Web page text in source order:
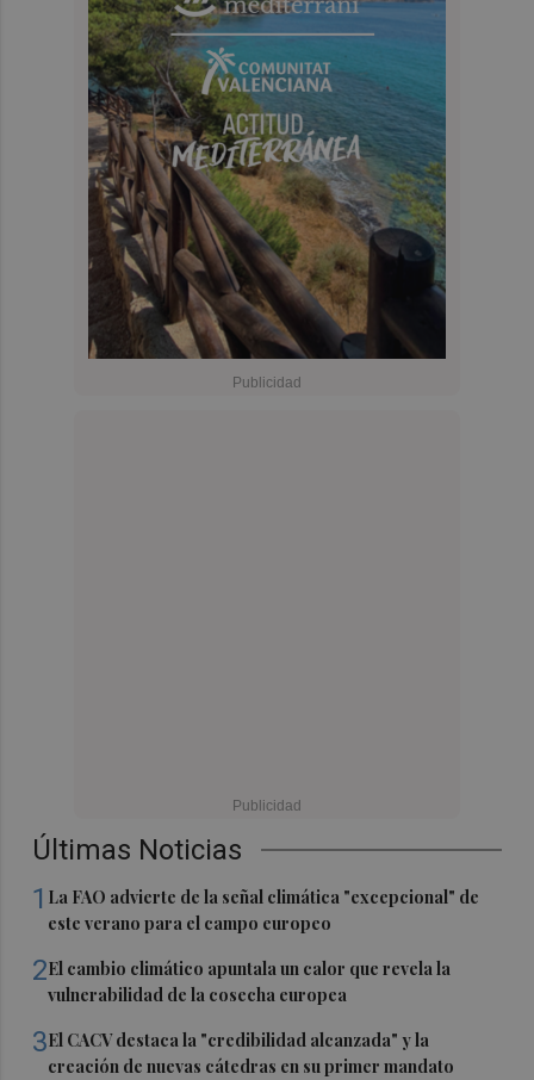
Últimas Noticias
1 La FAO advierte de la señal climática "excepcional" de
este verano para el campo europeo
2El cambio climático apuntala un calor que revela la
vulnerabilidad de la cosecha europea
3El CACV destaca la "credibilidad alcanzada" y la
creación de nuevas cátedras en su primer mandato